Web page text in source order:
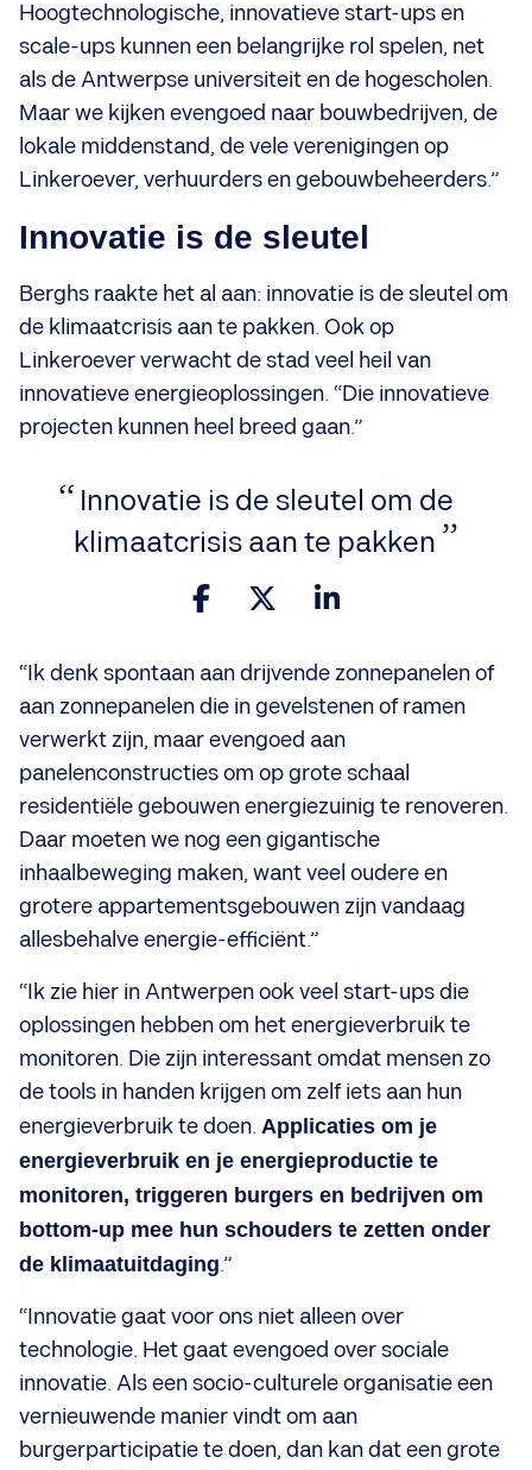
Hoogtechnologische, innovatieve start-ups en
scale-ups kunnen een belangrijke rol spelen, net
als de Antwerpse universiteit en de hogescholen.
Maar we kijken evengoed naar bouwbedrijven, de
lokale middenstand, de vele verenigingen op
Linkeroever, verhuurders en gebouwbeheerders.”
Innovatie is de sleutel
Berghs raakte het al aan: innovatie is de sleutel om
de klimaatcrisis aan te pakken. Ook op
Linkeroever verwacht de stad veel heil van
innovatieve energieoplossingen. “Die innovatieve
projecten kunnen heel breed gaan.”
Innovatie is de sleutel om de
klimaatcrisis aan te pakken
“Ik denk spontaan aan drijvende zonnepanelen of
aan zonnepanelen die in gevelstenen of ramen
verwerkt zijn, maar evengoed aan
panelenconstructies om op grote schaal
residentiële gebouwen energiezuinig te renoveren.
Daar moeten we nog een gigantische
inhaalbeweging maken, want veel oudere en
grotere appartementsgebouwen zijn vandaag
allesbehalve energie-efficiënt.”
“Ik zie hier in Antwerpen ook veel start-ups die
oplossingen hebben om het energieverbruik te
monitoren. Die zijn interessant omdat mensen zo
de tools in handen krijgen om zelf iets aan hun
energieverbruik te doen. Applicaties om je
energieverbruik en je energieproductie te
monitoren, triggeren burgers en bedrijven om
bottom-up mee hun schouders te zetten onder
de klimaatuitdaging.”
“Innovatie gaat voor ons niet alleen over
technologie. Het gaat evengoed over sociale
innovatie. Als een socio-culturele organisatie een
vernieuwende manier vindt om aan
burgerparticipatie te doen, dan kan dat een grote